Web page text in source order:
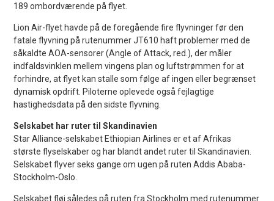
189 ombordværende på flyet.
Lion Air-flyet havde på de foregående fire flyvninger før den
fatale flyvning på rutenummer JT610 haft problemer med de
såkaldte AOA-sensorer (Angle of Attack, red.), der måler
indfaldsvinklen mellem vingens plan og luftstrømmen for at
forhindre, at flyet kan stalle som følge af ingen eller begrænset
dynamisk opdrift. Piloterne oplevede også fejlagtige
hastighedsdata på den sidste flyvning.
Selskabet har ruter til Skandinavien
Star Alliance-selskabet Ethiopian Airlines er et af Afrikas
største flyselskaber og har blandt andet ruter til Skandinavien.
Selskabet flyver seks gange om ugen på ruten Addis Ababa-
Stockholm-Oslo.
Selskabet fløj således på ruten fra Stockholm med rutenummer